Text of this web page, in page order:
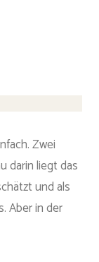
Zwei
darin liegt das
und als
Aber in der